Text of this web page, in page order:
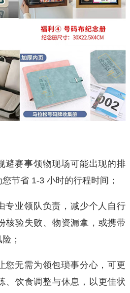
避赛事领物现场可能出现的排
节省 1-3 小时的行程时间；
专业领队负责，减少个人自行
核验失败、物资漏拿，或携带
；
您无需为领包琐事分心，可更
、饮食调整与休息，以更佳状